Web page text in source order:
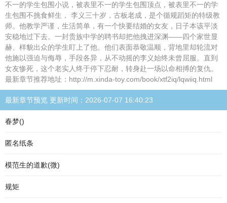
不一的学生包围小说，被表里不一的学生包围顶点，被表里不一的学
生包围不挑食鲜生， 李义三十岁，古板老成，是个循规蹈矩的特级教
师。他教学严谨，生活简单，有一个快要结婚的女友，日子本该平淡
安稳地过下去。一封贵族中学的聘书却把他拽进深渊——四个家世显
赫、样貌出众的学生盯上了他。他们表面恭敬温顺，背地里却轮流对
他施以强迫与侮辱，手段各异，从不动摇的李义始终未曾屈服。直到
女友惨死，这个老实人终于停下忍耐，转身赴一场以命相搏的复仇。
最新章节推荐地址：http://m.xinda-toy.com/book/xtf2iq/lqwiiq.html
最新章节预览 更新时间：2026-07-07 16:40:23
春梦()
匿名纸条
模范生的道歉(微)
规矩